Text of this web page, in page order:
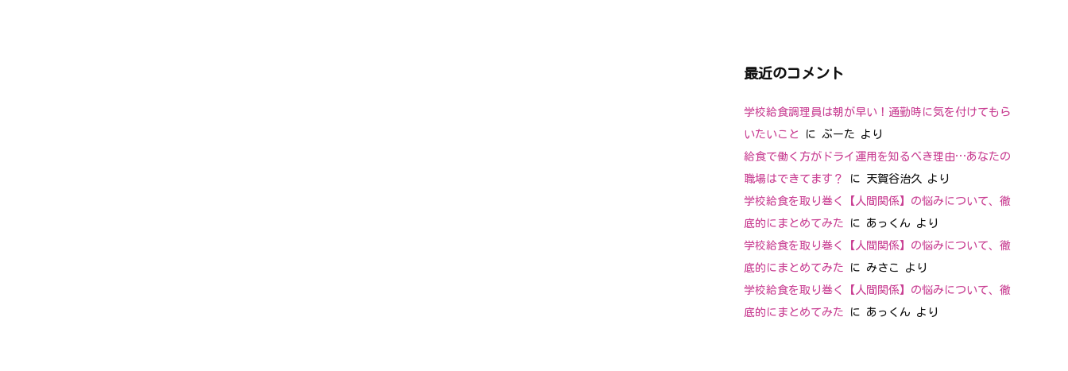
最近のコメント
学校給食調理員は朝が早い！通勤時に気を付けてもら
いたいこと
に ぷーた より
給食で働く方がドライ運用を知るべき理由…あなたの
職場はできてます？
に 天賀谷治久 より
学校給食を取り巻く【人間関係】の悩みについて、徹
底的にまとめてみた に あっくん より
学校給食を取り巻く【人間関係】の悩みについて、徹
底的にまとめてみた に みさこ
より
学校給食を取り巻く【人間関係】の悩みについて、徹
底的にまとめてみた に あっくん より